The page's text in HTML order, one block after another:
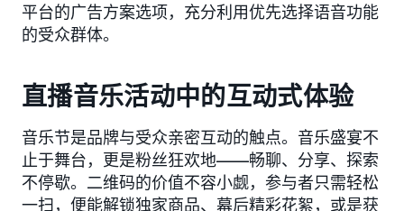
平台的广告方案选项，充分利用优先选择语音功能
的受众群体。
直播音乐活动中的互动式体验
音乐节是品牌与受众亲密互动的触点。音乐盛宴不
止于舞台，更是粉丝狂欢地——畅聊、分享、探索
不停歇。二维码的价值不容小觑，参与者只需轻松
一扫，便能解锁独家商品、幕后精彩花絮，或是获